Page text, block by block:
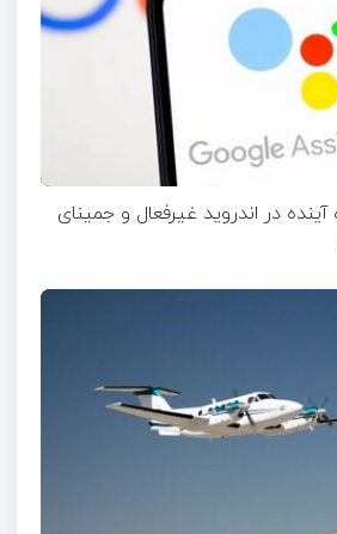
در اندروید غیرفعال و جمینای